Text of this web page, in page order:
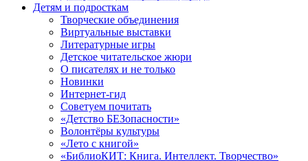
Детям и подросткам
Творческие объединения
Виртуальные выставки
Литературные игры
Детское читательское жюри
О писателях и не только
Новинки
Интернет-гид
Советуем почитать
«Детство БЕЗопасности»
Волонтёры культуры
«Лето с книгой»
«БиблиоКИТ: Книга. Интеллект. Творчество»